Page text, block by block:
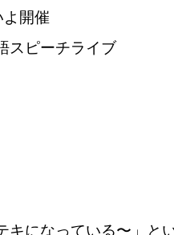
開催
スピーチライブ
キになっている〜」と